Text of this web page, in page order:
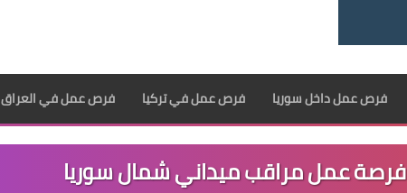
فرص عمل داخل سوريا فرص عمل في تركيا فرص عمل في العراق
فرصة عمل مراقب ميداني شمال سوريا